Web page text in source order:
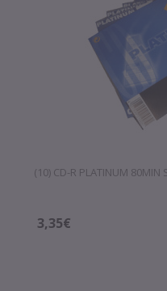
(10) CD-R PLATINUM 80MIN
3,35€